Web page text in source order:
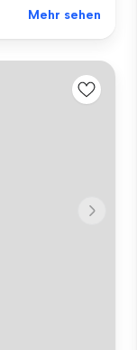
Mehr sehen